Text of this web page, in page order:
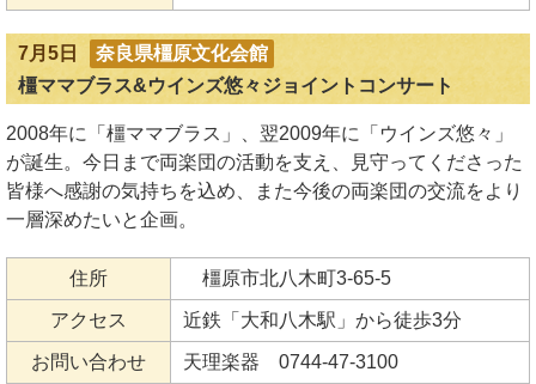
7月5日
奈良県橿原文化会館
橿ママブラス&ウインズ悠々ジョイントコンサート
2008年に「橿ママブラス」、翌2009年に「ウインズ悠々」
が誕生。今日まで両楽団の活動を支え、見守ってくださった
皆様へ感謝の気持ちを込め、また今後の両楽団の交流をより
一層深めたいと企画。
住所 橿原市北八木町3-65-5
アクセス 近鉄「大和八木駅」から徒歩3分
お問い合わせ 天理楽器 0744-47-3100